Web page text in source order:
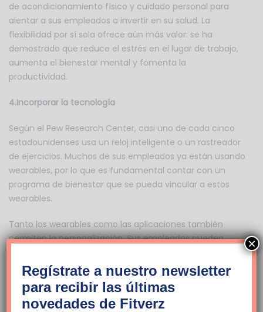
de acondicionamiento físico y cuidado personal para
alentar a sus empleados a invertir en su salud. La
flexibilidad por sí sola ofrece aún más valor: se ha
demostrado que reduce el estrés en el lugar de trabajo,
aumenta el bienestar mental y fomenta la
productividad.
4.Incorporar la tecnología
Según el Pew Research Center, casi uno de cada cinco
estadounidenses usa un reloj inteligente o un rastreador
de ejercicios. Muchos de sus empleados ya están usando
wearables, por lo que es fundamental contar con un
programa de bienestar que se pueda vincular a estos
wearables.
Tanto los wearables como las aplicaciones también
permiten la personalización. Sus empleados pueden
información relevante y oportuna, lo que marca la
diferencia cuando se trata de participación.
Por último, estas tecnologías le otorgan poder como
Regístrate a nuestro newsletter
para recibir las últimas
novedades de Fitverz
×